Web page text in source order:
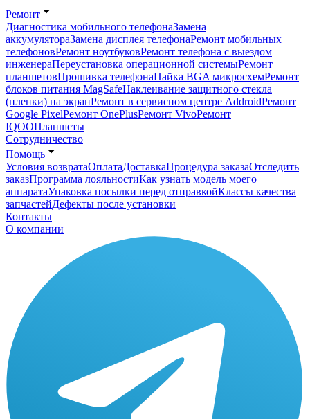
Ремонт
Диагностика мобильного телефонаЗамена
аккумулятораЗамена дисплея телефонаРемонт мобильных
телефоновРемонт ноутбуковРемонт телефона с выездом
инженераПереустановка операционной системыРемонт
планшетовПрошивка телефонаПайка BGA микросхемРемонт
блоков питания MagSafeНаклеивание защитного стекла
(пленки) на экранРемонт в сервисном центре AddroidРемонт
Google PixelРемонт OnePlusРемонт VivoРемонт
IQOOПланшеты
Сотрудничество
Помощь
Условия возвратаОплатаДоставкаПроцедура заказаОтследить
заказПрограмма лояльностиКак узнать модель моего
аппаратаУпаковка посылки перед отправкойКлассы качества
запчастейДефекты после установки
Контакты
О компании